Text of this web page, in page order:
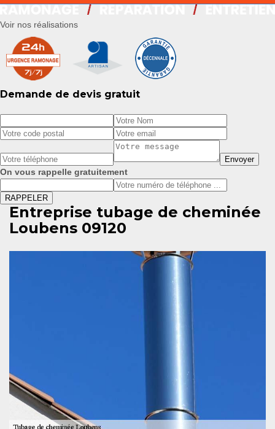
Voir nos réalisations
Demande de devis gratuit
On vous rappelle gratuitement
Entreprise tubage de cheminée
Loubens 09120